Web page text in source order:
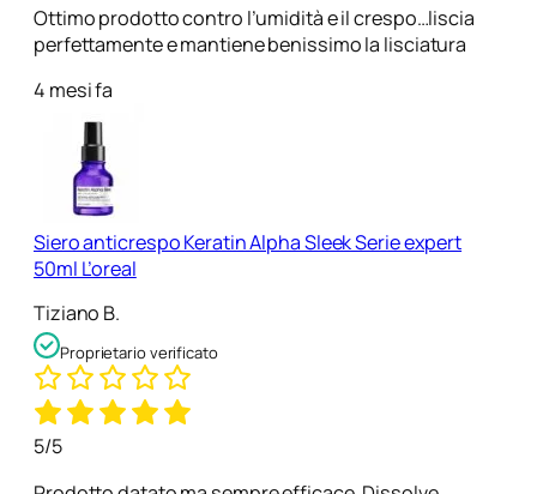
Ottimo prodotto contro l’umidità e il crespo…liscia
perfettamente e mantiene benissimo la lisciatura
4 mesi fa
Siero anticrespo Keratin Alpha Sleek Serie expert
50ml L’oreal
Tiziano B.
Proprietario verificato
5/5